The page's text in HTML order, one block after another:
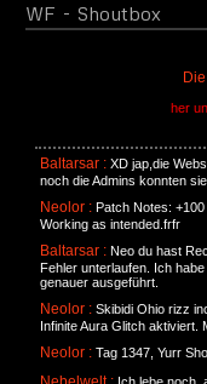
WF - Shoutbox
her
Baltarsar :XD jap,die
noch die Admins konnten
Neolor :Patch Notes:
Working as intended.frfr
Baltarsar :Neo du hast
Fehler unterlaufen. Ich
genauer ausgeführt.
Neolor :Skibidi Ohio rizz
Infinite Aura Glitch aktiviert.
Neolor :Tag 1347, Yurr